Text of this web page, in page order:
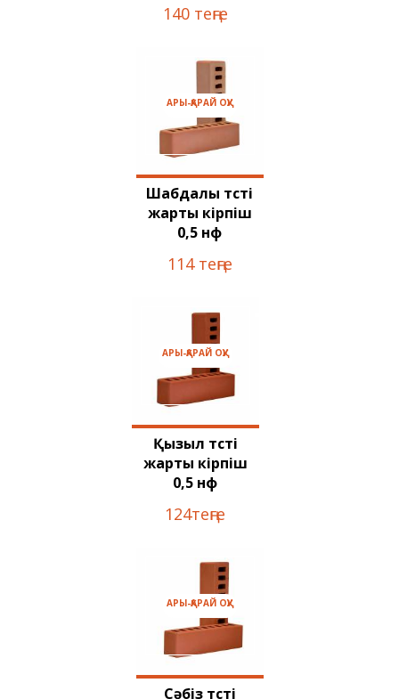
140 теңге
Шабдалы түсті
жарты кірпіш
0,5 нф
114 теңге
АРЫ-ҚАРАЙ ОҚУ
Қызыл түсті
жарты кірпіш
0,5 нф
124теңге
АРЫ-ҚАРАЙ ОҚУ
Сәбіз түсті
АРЫ-ҚАРАЙ ОҚУ